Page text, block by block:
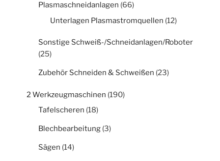
Plasmaschneidanlagen (66)
Unterlagen Plasmastromquellen (12)
Sonstige Schweiß-/Schneidanlagen/Roboter
(25)
Zubehör Schneiden & Schweißen (23)
2 Werkzeugmaschinen (190)
Tafelscheren (18)
Blechbearbeitung (3)
Sägen (14)